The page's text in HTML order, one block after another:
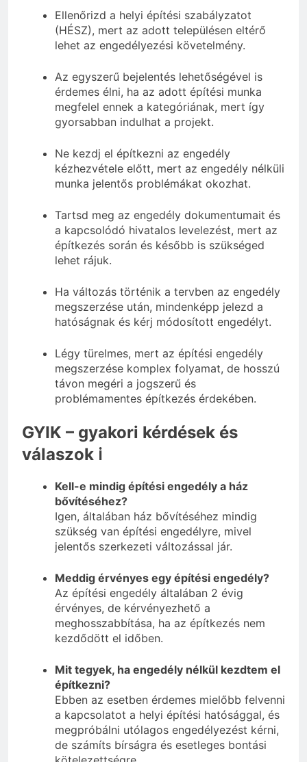
Ellenőrizd a helyi építési szabályzatot
(HÉSZ), mert az adott településen eltérő
lehet az engedélyezési követelmény.
Az egyszerű bejelentés lehetőségével is
érdemes élni, ha az adott építési munka
megfelel ennek a kategóriának, mert így
gyorsabban indulhat a projekt.
Ne kezdj el építkezni az engedély
kézhezvétele előtt, mert az engedély nélküli
munka jelentős problémákat okozhat.
Tartsd meg az engedély dokumentumait és
a kapcsolódó hivatalos levelezést, mert az
építkezés során és később is szükséged
lehet rájuk.
Ha változás történik a tervben az engedély
megszerzése után, mindenképp jelezd a
hatóságnak és kérj módosított engedélyt.
Légy türelmes, mert az építési engedély
megszerzése komplex folyamat, de hosszú
távon megéri a jogszerű és
problémamentes építkezés érdekében.
GYIK – gyakori kérdések és
válaszok ℹ️
Kell-e mindig építési engedély a ház
bővítéséhez?
Igen, általában ház bővítéséhez mindig
szükség van építési engedélyre, mivel
jelentős szerkezeti változással jár.
Meddig érvényes egy építési engedély?
Az építési engedély általában 2 évig
érvényes, de kérvényezhető a
meghosszabbítása, ha az építkezés nem
kezdődött el időben.
Mit tegyek, ha engedély nélkül kezdtem el
építkezni?
Ebben az esetben érdemes mielőbb felvenni
a kapcsolatot a helyi építési hatósággal, és
megpróbálni utólagos engedélyezést kérni,
de számíts bírságra és esetleges bontási